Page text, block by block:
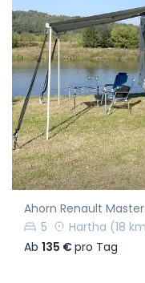
Ahorn Renault Master
5
Hartha (18
Ab 135 €pro Tag